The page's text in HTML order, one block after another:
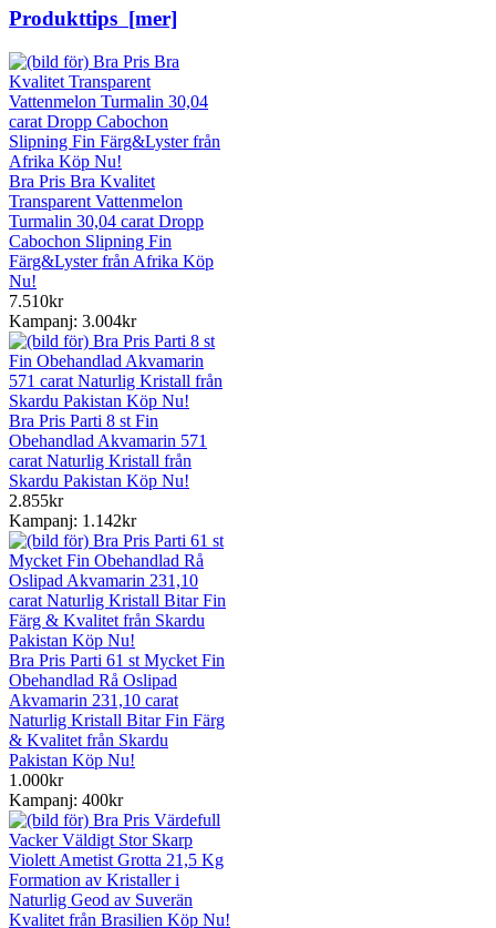
Produkttips [mer]
Bra Pris Bra Kvalitet
Transparent Vattenmelon
Turmalin 30,04 carat Dropp
Cabochon Slipning Fin
Färg&Lyster från Afrika Köp
Nu!
7.510kr
Kampanj: 3.004kr
Bra Pris Parti 8 st Fin
Obehandlad Akvamarin 571
carat Naturlig Kristall från
Skardu Pakistan Köp Nu!
2.855kr
Kampanj: 1.142kr
Bra Pris Parti 61 st Mycket Fin
Obehandlad Rå Oslipad
Akvamarin 231,10 carat
Naturlig Kristall Bitar Fin Färg
& Kvalitet från Skardu
Pakistan Köp Nu!
1.000kr
Kampanj: 400kr